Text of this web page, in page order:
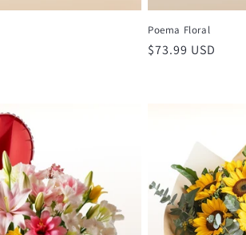
Poema Floral
Precio
$73.99 USD